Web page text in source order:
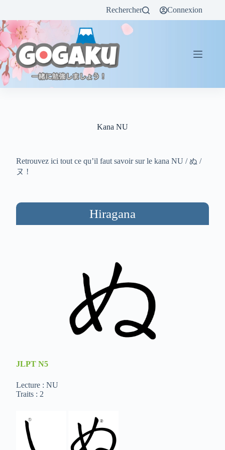
Rechercher Connexion
Kana NU
Retrouvez ici tout ce qu’il faut savoir sur le kana NU / ぬ /
ヌ !
Hiragana
JLPT N5
Lecture : NU
Traits : 2